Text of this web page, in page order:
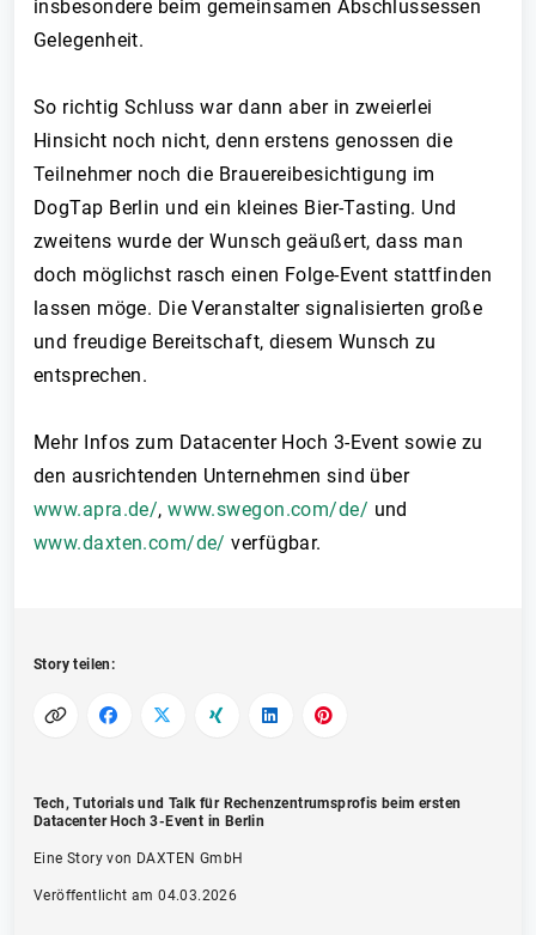
insbesondere beim gemeinsamen Abschlussessen
Gelegenheit.
So richtig Schluss war dann aber in zweierlei
Hinsicht noch nicht, denn erstens genossen die
Teilnehmer noch die Brauereibesichtigung im
DogTap Berlin und ein kleines Bier-Tasting. Und
zweitens wurde der Wunsch geäußert, dass man
doch möglichst rasch einen Folge-Event stattfinden
lassen möge. Die Veranstalter signalisierten große
und freudige Bereitschaft, diesem Wunsch zu
entsprechen.
Mehr Infos zum Datacenter Hoch 3-Event sowie zu
den ausrichtenden Unternehmen sind über
www.apra.de/,www.swegon.com/de/ und
www.daxten.com/de/ verfügbar.
Story teilen:
Tech, Tutorials und Talk für Rechenzentrumsprofis beim ersten
Datacenter Hoch 3-Event in Berlin
Eine Story von DAXTEN GmbH
Veröffentlicht am 04.03.2026